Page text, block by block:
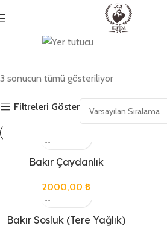
1 ürün
3 sonucun tümü gösteriliyor
Filtreleri Göster
Bakır Çaydanlık
2000,00 ₺
Bakır Sosluk (Tere Yağlık)